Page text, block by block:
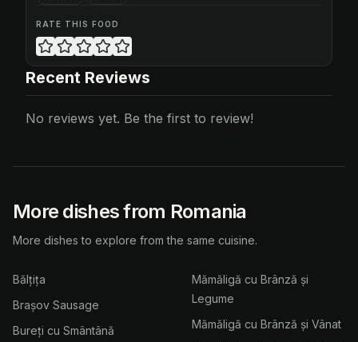
RATE THIS FOOD
Recent Reviews
No reviews yet. Be the first to review!
More dishes from Romania
More dishes to explore from the same cuisine.
Bălțița
Brașov Sausage
Bureți cu Smântână
Mămăligă cu Brânză și
Legume
Mămăligă cu Brânză și Vânat